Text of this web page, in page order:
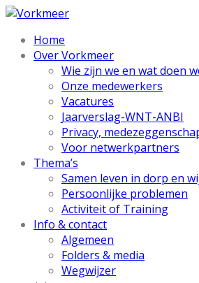
Home
Over Vorkmeer
Wie zijn we en wat doen
Onze medewerkers
Vacatures
Jaarverslag-WNT-ANBI
Privacy,
Voor netwerkpartners
Thema’s
Samen leven in dorp en
Persoonlijke problemen
Activiteit of Training
Info & contact
Algemeen
Folders & media
Wegwijzer